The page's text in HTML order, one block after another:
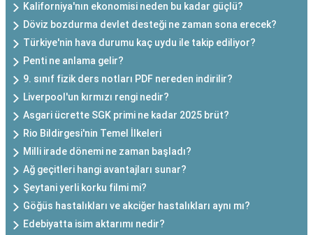
Kaliforniya'nın ekonomisi neden bu kadar güçlü?
Döviz bozdurma devlet desteği ne zaman sona erecek?
Türkiye'nin hava durumu kaç uydu ile takip ediliyor?
Penti ne anlama gelir?
9. sınıf fizik ders notları PDF nereden indirilir?
Liverpool'un kırmızı rengi nedir?
Asgari ücrette SGK primi ne kadar 2025 brüt?
Rio Bildirgesi'nin Temel İlkeleri
Milli irade dönemi ne zaman başladı?
Ağ geçitleri hangi avantajları sunar?
Şeytani yerli korku filmi mi?
Göğüs hastalıkları ve akciğer hastalıkları aynı mı?
Edebiyatta isim aktarımı nedir?